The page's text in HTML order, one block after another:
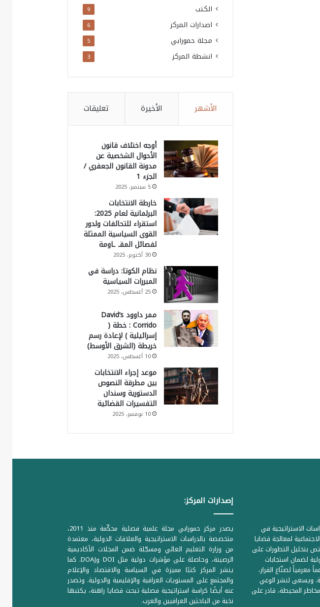
الكتب 9
اصدارات المركز 6
مجلة حمورابي 5
انشطة المركز 3
الأشهر الأخيرة تعليقات
أوجه اختلاف قانون
الأحوال الشخصية عن
مدونة القانون الجعفري /
الجزء 1
5 سبتمبر، 2025
خارطة الانتخابات
البرلمانية لعام 2025:
استقراء للتحالفات ولدور
القوى السياسية الممثلة
لفصائل المقـ ـاومة
30 أكتوبر، 2025
نظام الكوتا: دراسة في
المبررات السياسية
25 أغسطس، 2025
ممر داوود David’s
Corrido : خطة (
إسرائيلية ) لإعادة رسم
خريطة (الشرق الأوسط)
10 أغسطس، 2025
موعد إجراء الانتخابات
بين مطرقة النصوص
الدستورية وسندان
التفسيرات القضائية
10 نوفمبر، 2025
الاستراتيجية في
لمعالجة قضايا
بتحليل التطورات على
لضمان استجابات
معرفياً لصنّاع القرار،
ويسعى لنشر الوعي
المحيطة، قادر على
إصدارات المركز:
يصدر مركز حمورابي مجلة علمية فصلية محكّمة منذ 2011،
متخصصة بالدراسات الاستراتيجية والعلاقات الدولية، معتمدة
من وزارة التعليم العالي ومسجّلة ضمن المجلات الأكاديمية
الرصينة، وحاصلة على مؤشرات دولية مثل DOI وDOAJ. كما
ينشر المركز كتبًا مميزة في السياسة والاقتصاد والإعلام
والمجتمع على المستويات العراقية والإقليمية والدولية. وتصدر
عنه أيضًا كراسة استراتيجية فصلية تبحث قضايا راهنة، يكتبها
نخبة من الباحثين العراقيين والعرب.